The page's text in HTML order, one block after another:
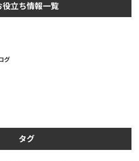
役立ち情報一覧
グ
タグ